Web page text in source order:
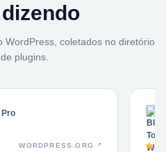
WordPress, coletados no diretório
plugins.
WORDPRESS.ORG ★★